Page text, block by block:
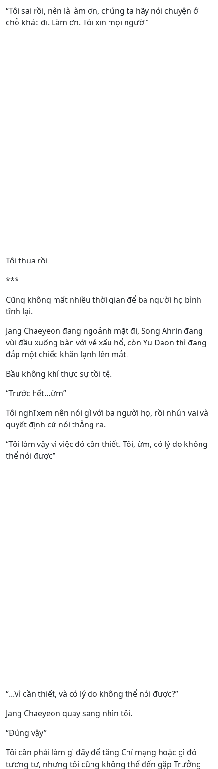
“Tôi sai rồi, nên là làm ơn, chúng ta hãy nói chuyện ở
chỗ khác đi. Làm ơn. Tôi xin mọi người”
Tôi thua rồi.
***
Cũng không mất nhiều thời gian để ba người họ bình
tĩnh lại.
Jang Chaeyeon đang ngoảnh mặt đi, Song Ahrin đang
vùi đầu xuống bàn với vẻ xấu hổ, còn Yu Daon thì đang
đắp một chiếc khăn lạnh lên mắt.
Bầu không khí thực sự tồi tệ.
“Trước hết…ừm”
Tôi nghĩ xem nên nói gì với ba người họ, rồi nhún vai và
quyết định cứ nói thẳng ra.
“Tôi làm vậy vì việc đó cần thiết. Tôi, ừm, có lý do không
thể nói được”
“...Vì cần thiết, và có lý do không thể nói được?”
Jang Chaeyeon quay sang nhìn tôi.
“Đúng vậy”
Tôi cần phải làm gì đấy để tăng Chí mạng hoặc gì đó
tương tự, nhưng tôi cũng không thể đến gặp Trưởng